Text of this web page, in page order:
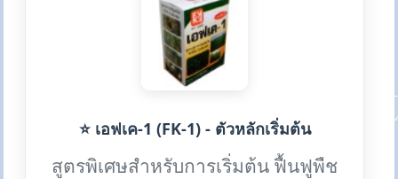
⭐ เอฟเค-1 (FK-1) - ตัวหลักเริ่มต้น
สูตรพิเศษสำหรับการเริ่มต้น ฟื้นฟูพืช